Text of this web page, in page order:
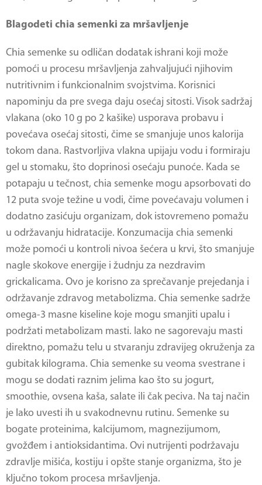
Blagodeti chia semenki za mršavljenje
Chia semenke su odličan dodatak ishrani koji može
pomoći u procesu mršavljenja zahvaljujući njihovim
nutritivnim i funkcionalnim svojstvima. Korisnici
napominju da pre svega daju osećaj sitosti. Visok sadržaj
vlakana (oko 10 g po 2 kašike) usporava probavu i
povećava osećaj sitosti, čime se smanjuje unos kalorija
tokom dana. Rastvorljiva vlakna upijaju vodu i formiraju
gel u stomaku, što doprinosi osećaju punoće. Kada se
potapaju u tečnost, chia semenke mogu apsorbovati do
12 puta svoje težine u vodi, čime povećavaju volumen i
dodatno zasićuju organizam, dok istovremeno pomažu
u održavanju hidratacije. Konzumacija chia semenki
može pomoći u kontroli nivoa šećera u krvi, što smanjuje
nagle skokove energije i žudnju za nezdravim
grickalicama. Ovo je korisno za sprečavanje prejedanja i
održavanje zdravog metabolizma. Chia semenke sadrže
omega-3 masne kiseline koje mogu smanjiti upalu i
podržati metabolizam masti. Iako ne sagorevaju masti
direktno, pomažu telu u stvaranju zdravijeg okruženja za
gubitak kilograma. Chia semenke su veoma svestrane i
mogu se dodati raznim jelima kao što su jogurt,
smoothie, ovsena kaša, salate ili čak peciva. Na taj način
je lako uvesti ih u svakodnevnu rutinu. Semenke su
bogate proteinima, kalcijumom, magnezijumom,
gvožđem i antioksidantima. Ovi nutrijenti podržavaju
zdravlje mišića, kostiju i opšte stanje organizma, što je
ključno tokom procesa mršavljenja.